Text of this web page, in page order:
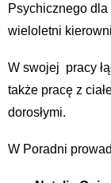
Psychicznego
wieloletni
W swojej pracy
także pracę z
dorosłymi.
W Poradni